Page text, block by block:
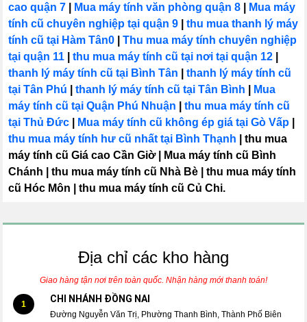
cao quận 7
Mua máy tính văn phòng quận 8
Mua máy
tính cũ chuyên nghiệp tại quận 9
thu mua thanh lý máy
tính cũ tại Hàm Tân0
Thu mua máy tính chuyên nghiệp
tại quận 11
thu mua máy tính cũ tại nơi tại quận 12
thanh lý máy tính cũ tại Bình Tân
thanh lý máy tính cũ
tại Tân Phú
thanh lý máy tính cũ tại Tân Bình
Mua
máy tính cũ tại Quận Phú Nhuận
thu mua máy tính cũ
tại Thủ Đức
Mua máy tính cũ không ép giá tại Gò Vấp
thu mua máy tính hư cũ nhất tại Bình Thạnh
thu mua
máy tính cũ Giá cao Cần Giờ
Mua máy tính cũ Bình
Chánh
thu mua máy tính cũ Nhà Bè
thu mua máy tính
cũ Hóc Môn
|thu mua máy tính cũ Củ Chi.
Địa chỉ các kho hàng
Giao hàng tận nơi trên toàn quốc. Nhận hàng mới thanh toán!
1 CHI NHÁNH ĐỒNG NAI
Đường Nguyễn Văn Trị, Phường Thanh Bình, Thành Phố Biên